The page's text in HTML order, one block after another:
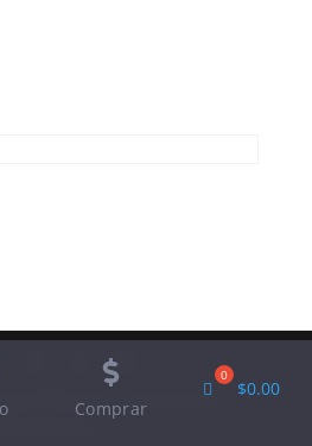
Themes
| Powered by
Comprar
$0.00